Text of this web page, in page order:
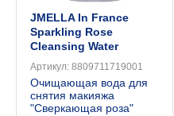
JMELLA In France
Sparkling Rose
Cleansing Water
Артикул: 8809711719001
Очищающая вода для
снятия макияжа
"Сверкающая роза"